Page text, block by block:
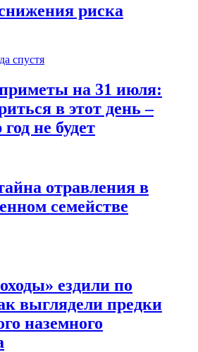
риска
спустя
на 31 июля:
в этот день –
не будет
отравления в
семействе
ездили по
выглядели предки
наземного